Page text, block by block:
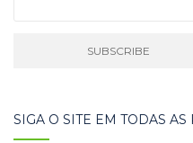
SIGA O SITE EM TODAS AS